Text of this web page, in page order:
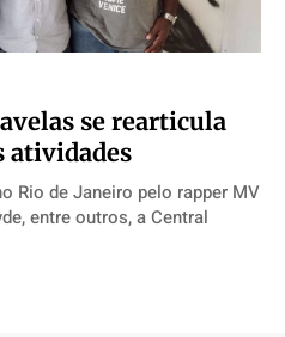
se rearticula
atividades
Rio de Janeiro pelo rapper MV
entre outros, a Central